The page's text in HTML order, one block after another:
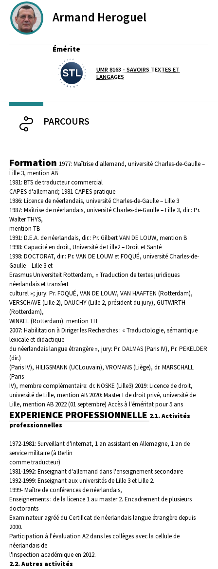
PROFESSEURS EMERITES DE L'UNIVERSITE
Armand Heroguel
Émérite
Laboratoire / équipe
UMR 8163 - SAVOIRS TEXTES ET
LANGAGES
PARCOURS
Formation 1977: Maîtrise d'allemand, université Charles-de-Gaulle –
Lille 3, mention AB
1981: BTS de traducteur commercial
CAPES d'allemand; 1981 CAPES pratique
1986: Licence de néerlandais, université Charles-de-Gaulle – Lille 3
1987: Maîtrise de néerlandais, université Charles-de-Gaulle – Lille 3, dir.: Pr.
Walter THYS,
mention TB
1991: D.E.A. de néerlandais, dir.: Pr. Gilbert VAN DE LOUW, mention B
1998: Capacité en droit, Université de Lille2 – Droit et Santé
1998: DOCTORAT, dir.: Pr. VAN DE LOUW et FOQUÉ, université Charles-de-
Gaulle – Lille 3 et
Erasmus Universiteit Rotterdam, « Traduction de textes juridiques
néerlandais et transfert
culturel »; jury: Pr. FOQUÉ, VAN DE LOUW, VAN HAAFTEN (Rotterdam),
VERSCHAVE (Lille 2), DAUCHY (Lille 2, président du jury), GUTWIRTH
(Rotterdam),
WINKEL (Rotterdam). mention TH
2007: Habilitation à Diriger les Recherches : « Traductologie, sémantique
lexicale et didactique
du néerlandais langue étrangère », jury: Pr. DALMAS (Paris IV), Pr. PEKELDER
(dir.)
(Paris IV), HILIGSMANN (UCLouvain), VROMANS (Liège), dr. MARSCHALL
(Paris
IV), membre complémentaire: dr. NOSKE (Lille3) 2019: Licence de droit,
université de Lille, mention AB 2020: Master I de droit privé, université de
Lille, mention AB 2022 (01 septembre) Accès à l'éméritat pour 5 ans
EXPERIENCE PROFESSIONNELLE 2.1. Activités
professionnelles
1972-1981: Surveillant d'internat, 1 an assistant en Allemagne, 1 an de
service militaire (à Berlin
comme traducteur)
1981-1992: Enseignant d'allemand dans l'enseignement secondaire
1992-1999: Enseignant aux universités de Lille 3 et Lille 2.
1999- Maître de conférences de néerlandais,
Enseignements : de la licence 1 au master 2. Encadrement de plusieurs
doctorants
Examinateur agréé du Certificat de néerlandais langue étrangère depuis
2000.
Participation à l'évaluation A2 dans les collèges avec la cellule de
néerlandais de
l'Inspection académique en 2012.
2.2. Autres activités